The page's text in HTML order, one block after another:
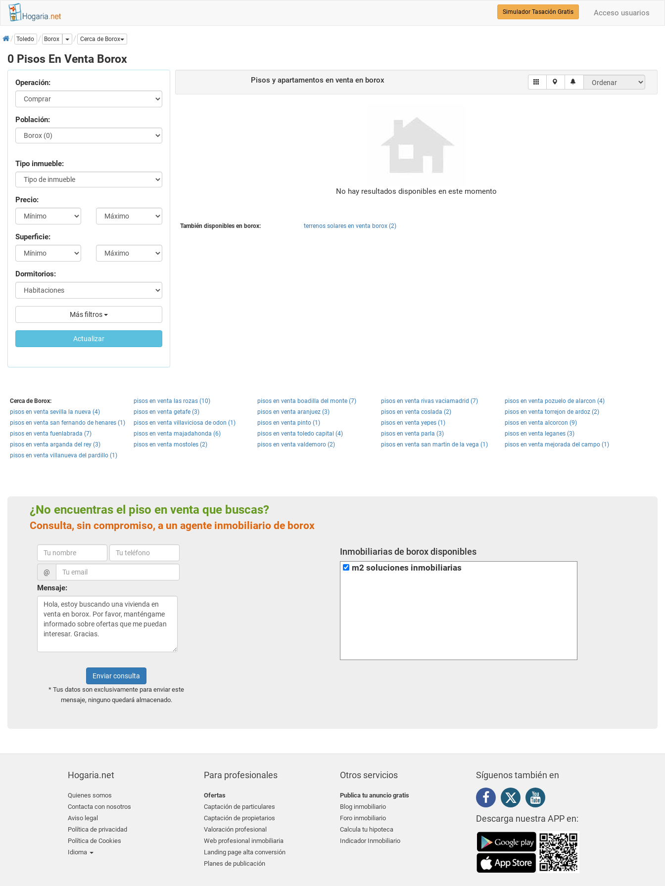
Acceso usuarios
Simulador Tasación Gratis
InicioToledo Borox Dropdown
Cerca de Borox
0 Pisos En Venta Borox
Operación:
Población:
Tipo inmueble:
Precio:
Superficie:
Dormitorios:
Más filtros
Actualizar
Pisos y apartamentos en venta en borox
No hay resultados disponibles en este momento
También disponibles en borox: terrenos solares en venta borox (2)
Cerca de Borox: pisos en venta las rozas (10) pisos en venta boadilla del monte (7) pisos en venta rivas vaciamadrid (7)
pisos en venta pozuelo de alarcon (4)
pisos en venta sevilla la nueva (4)
pisos en venta getafe (3) pisos en venta aranjuez (3) pisos en venta coslada (2)
pisos en venta torrejon de ardoz (2)
pisos en venta san fernando de henares (1)
pisos en venta villaviciosa de odon (1) pisos en venta pinto (1) pisos en venta yepes (1)
pisos en venta alcorcon (9)
pisos en venta fuenlabrada (7)
pisos en venta majadahonda (6) pisos en venta toledo capital (4) pisos en venta parla (3)
pisos en venta leganes (3)
pisos en venta arganda del rey (3)
pisos en venta mostoles (2) pisos en venta valdemoro (2) pisos en venta san martin de la vega (1)
pisos en venta mejorada del campo (1)
pisos en venta villanueva del pardillo (1)
¿No encuentras el piso en venta que buscas?
Consulta, sin compromiso, a un agente inmobiliario de borox
@
Mensaje:
Enviar consulta
* Tus datos son exclusivamente para enviar este
mensaje, ninguno quedará almacenado.
Inmobiliarias de borox disponibles
m2 soluciones inmobiliarias
Hogaria.net
Quienes somos
Contacta con nosotros
Aviso legal
Política de privacidad
Política de Cookies
Idioma
Para profesionales
Ofertas
Captación de particulares
Captación de propietarios
Valoración profesional
Web profesional inmobiliaria
Landing page alta conversión
Planes de publicación
Otros servicios
Publica tu anuncio gratis
Blog inmobiliario
Foro inmobiliario
Calcula tu hipoteca
Indicador Inmobiliario
Síguenos también en
Descarga nuestra APP en: